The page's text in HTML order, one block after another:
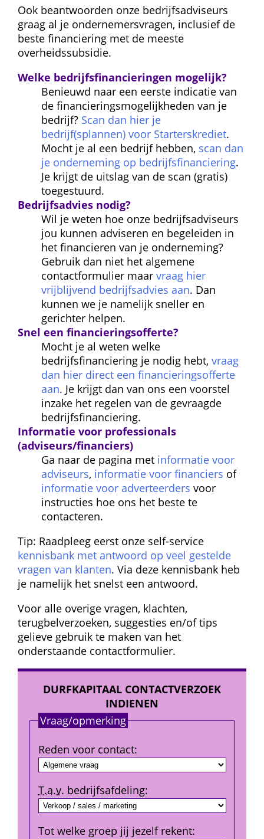
Ook beantwoorden onze bedrijfsadviseurs
graag al je ondernemersvragen, inclusief de
beste financiering met de meeste
overheidssubsidie.
Welke bedrijfsfinancieringen mogelijk?
Benieuwd naar een eerste indicatie van
de financieringsmogelijkheden van je
bedrijf? Scan dan hier je
bedrijf(splannen) voor Starterskrediet.
Mocht je al een bedrijf hebben, scan dan
je onderneming op bedrijfsfinanciering.
Je krijgt de uitslag van de scan (gratis)
toegestuurd.
Bedrijfsadvies nodig?
Wil je weten hoe onze bedrijfsadviseurs
jou kunnen adviseren en begeleiden in
het financieren van je onderneming?
Gebruik dan niet het algemene
contactformulier maar vraag hier
vrijblijvend bedrijfsadvies aan. Dan
kunnen we je namelijk sneller en
gerichter helpen.
Snel een financieringsofferte?
Mocht je al weten welke
bedrijfsfinanciering je nodig hebt, vraag
dan hier direct een financieringsofferte
aan. Je krijgt dan van ons een voorstel
inzake het regelen van de gevraagde
bedrijfsfinanciering.
Informatie voor professionals
(adviseurs/financiers)
Ga naar de pagina met informatie voor
adviseurs, informatie voor financiers of
informatie voor adverteerders voor
instructies hoe ons het beste te
contacteren.
Tip: Raadpleeg eerst onze self-service
kennisbank met antwoord op veel gestelde
vragen van klanten. Via deze kennisbank heb
je namelijk het snelst een antwoord.
Voor alle overige vragen, klachten,
terugbelverzoeken, suggesties en/of tips
gelieve gebruik te maken van het
onderstaande contactformulier.
DURFKAPITAAL CONTACTVERZOEK
INDIENEN
Vraag/opmerking
Reden voor contact:
T.a.v. bedrijfs­afdeling:
Tot welke groep jij jezelf rekent: